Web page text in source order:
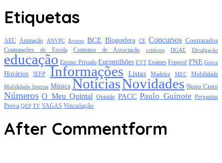
Etiquetas
AEC Animação ANVPC Açores BCE Blogosfera CE Concursos Contratados
Contratações de Escola Contratos de Associação critérios DGAE Divulgação
educação Ensino Privado Euromilhões EVT Exames Fenprof FNE Greve
Horários IEFP Informações Listas Madeira MEC Mobilidade
Mobilidade Interna Música NotíciasNovidades Nuno Crato
Números O Meu Quintal Opinião PACC Paulo Guinote Perguntas
Prova QZP TV VAGAS Vinculação
After Commentform